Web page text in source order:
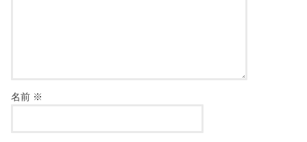
名前 ※